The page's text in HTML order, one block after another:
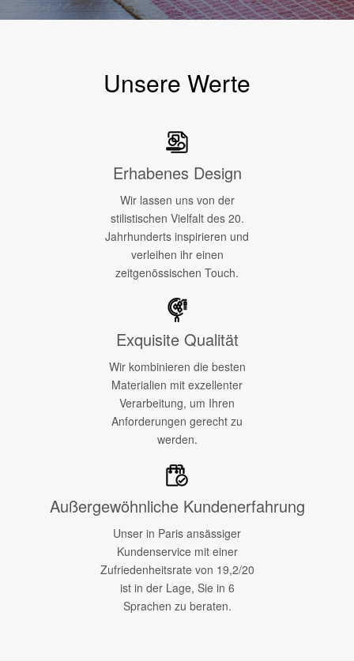
Unsere Werte
Erhabenes Design
Wir lassen uns von der
stilistischen Vielfalt des 20.
Jahrhunderts inspirieren und
verleihen ihr einen
zeitgenössischen Touch.
Exquisite Qualität
Wir kombinieren die besten
Materialien mit exzellenter
Verarbeitung, um Ihren
Anforderungen gerecht zu
werden.
Außergewöhnliche Kundenerfahrung
Unser in Paris ansässiger
Kundenservice mit einer
Zufriedenheitsrate von 19,2/20
ist in der Lage, Sie in 6
Sprachen zu beraten.